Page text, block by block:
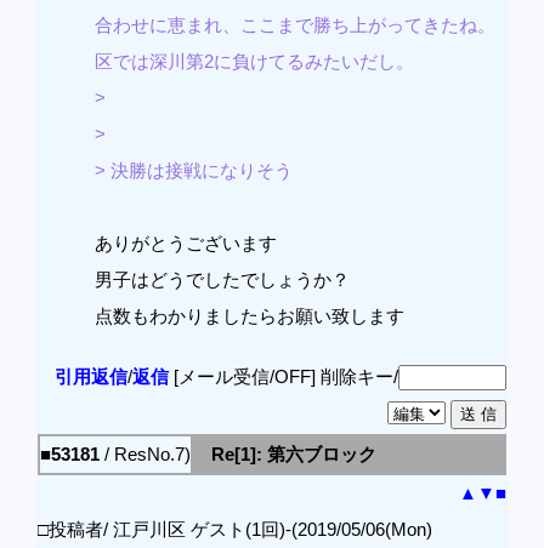
合わせに恵まれ、ここまで勝ち上がってきたね。
区では深川第2に負けてるみたいだし。
>
>
> 決勝は接戦になりそう
ありがとうございます
男子はどうでしたでしょうか？
点数もわかりましたらお願い致します
引用返信/返信[メール受信/OFF] 削除キー/
■53181 / ResNo.7)
Re[1]: 第六ブロック
▲ ▼■
□投稿者/ 江戸川区 ゲスト(1回)-(2019/05/06(Mon)